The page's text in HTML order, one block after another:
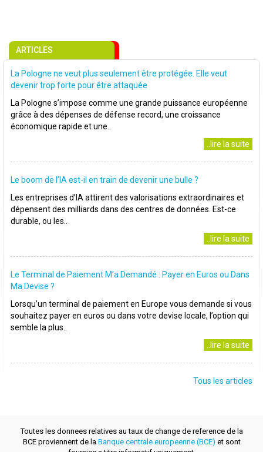
ARTICLES
La Pologne ne veut plus seulement être protégée. Elle veut
devenir trop forte pour être attaquée
La Pologne s’impose comme une grande puissance européenne
grâce à des dépenses de défense record, une croissance
économique rapide et une..
..lire la suite
Le boom de l’IA est-il en train de devenir une bulle ?
Les entreprises d’IA attirent des valorisations extraordinaires et
dépensent des milliards dans des centres de données. Est-ce
durable, ou les..
..lire la suite
Le Terminal de Paiement M’a Demandé : Payer en Euros ou Dans
Ma Devise ?
Lorsqu’un terminal de paiement en Europe vous demande si vous
souhaitez payer en euros ou dans votre devise locale, l’option qui
semble la plus..
..lire la suite
Tous les articles
Toutes les donnees relatives au taux de change de reference de la
BCE proviennent de la Banque centrale europeenne (BCE) et sont